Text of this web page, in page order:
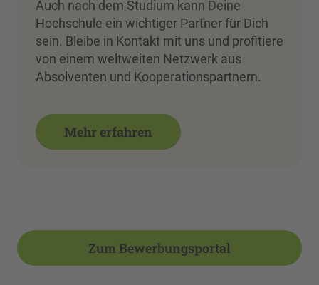
Auch nach dem Studium kann Deine
Hochschule ein wichtiger Partner für Dich
sein. Bleibe in Kontakt mit uns und profitiere
von einem weltweiten Netzwerk aus
Absolventen und Kooperationspartnern.
Mehr erfahren
Zum Bewerbungsportal